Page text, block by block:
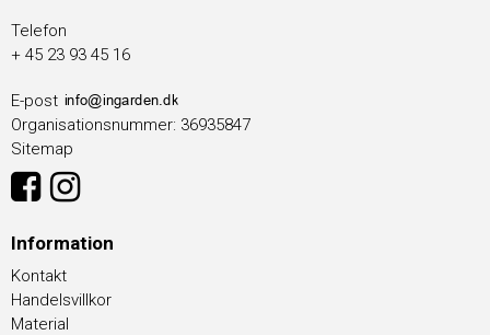
Telefon
+ 45 23 93 45 16
E-post
Organisationsnummer: 36935847
Sitemap
Information
Kontakt
Handelsvillkor
Material